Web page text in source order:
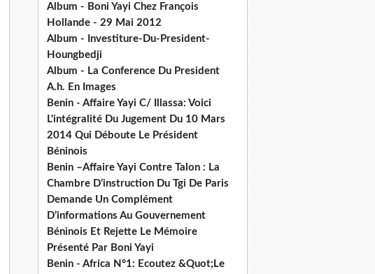
Album - Boni Yayi Chez François
Hollande - 29 Mai 2012
Album - Investiture-Du-President-
Houngbedji
Album - La Conference Du President
A.h. En Images
Benin - Affaire Yayi C/ Illassa: Voici
L'intégralité Du Jugement Du 10 Mars
2014 Qui Déboute Le Président
Béninois
Benin –Affaire Yayi Contre Talon : La
Chambre D’instruction Du Tgi De Paris
Demande Un Complément
D’informations Au Gouvernement
Béninois Et Rejette Le Mémoire
Présenté Par Boni Yayi
Benin - Africa N°1: Ecoutez &Quot;Le